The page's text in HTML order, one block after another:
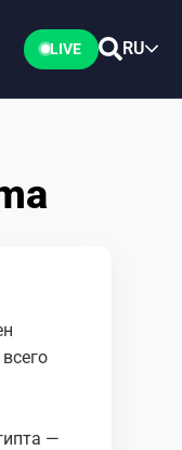
LIVE RU
—